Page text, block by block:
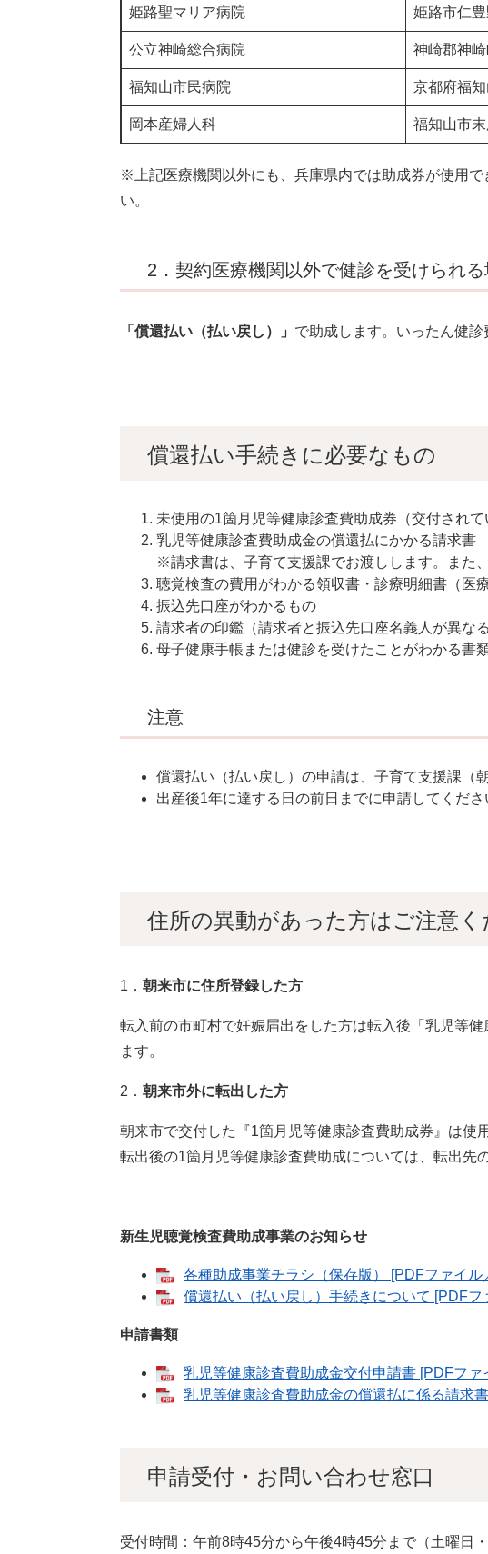
姫路聖マリア病院 姫路市仁
公立神崎総合病院 神崎郡神
福知山市民病院 京都府福
岡本産婦人科 福知山市
※上記医療機関以外にも、兵庫県内では助成券が使用
い。
2．契約医療機関以外で健診を受けられる
「償還払い（払い戻し）」 で助成します。いったん健
償還払い手続きに必要なもの
未使用の1箇月児等健康診査費助成券（交付されて
乳児等健康診査費助成金の償還払にかかる請求書
※請求書は、子育て支援課でお渡しします。また
聴覚検査の費用がわかる領収書・診療明細書（医
振込先口座がわかるもの
請求者の印鑑（請求者と振込先口座名義人が異なる
母子健康手帳または健診を受けたことがわかる書
注意
償還払い（払い戻し）の申請は、子育て支援課（
出産後1年に達する日の前日までに申請してくださ
住所の異動があった方はご注意く
1． 朝来市に住所登録した方
転入前の市町村で妊娠届出をした方は転入後「乳児等
ます。
2． 朝来市外に転出した方
朝来市で交付した『1箇月児等健康診査費助成券』は使
転出後の1箇月児等健康診査費助成については、転出先
新生児聴覚検査費助成事業のお知らせ
各種助成事業チラシ（保存版） [PDFファイル
償還払い（払い戻し）手続きについて [PDFフ
申請書類
乳児等健康診査費助成金交付申請書 [PDFファ
乳児等健康診査費助成金の償還払に係る請求
申請受付・お問い合わせ窓口
受付時間：午前8時45分から午後4時45分まで（土曜日